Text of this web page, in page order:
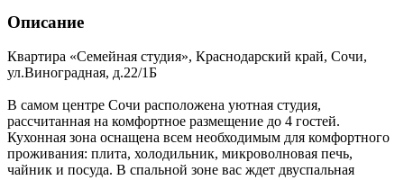
Описание
Квартира «Семейная студия», Краснодарский край, Сочи,
ул.Виноградная, д.22/1Б
В самом центре Сочи расположена уютная студия,
рассчитанная на комфортное размещение до 4 гостей.
Кухонная зона оснащена всем необходимым для комфортного
проживания: плита, холодильник, микроволновая печь,
чайник и посуда. В спальной зоне вас ждет двуспальная